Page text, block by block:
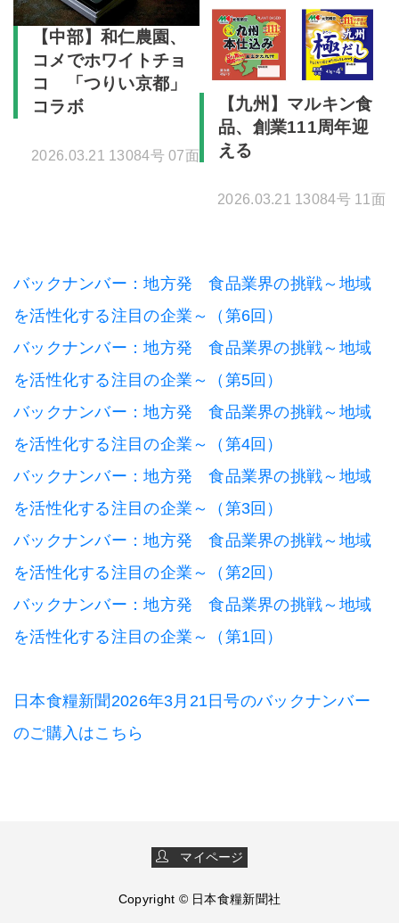
【中部】和仁農園、
コメでホワイトチョ
コ 「つりい京都」
コラボ
2026.03.21 13084号 07面
【九州】マルキン食
品、創業111周年迎
える
2026.03.21 13084号 11面
バックナンバー：地方発 食品業界の挑戦～地域
を活性化する注目の企業～（第6回）
バックナンバー：地方発 食品業界の挑戦～地域
を活性化する注目の企業～（第5回）
バックナンバー：地方発 食品業界の挑戦～地域
を活性化する注目の企業～（第4回）
バックナンバー：地方発 食品業界の挑戦～地域
を活性化する注目の企業～（第3回）
バックナンバー：地方発 食品業界の挑戦～地域
を活性化する注目の企業～（第2回）
バックナンバー：地方発 食品業界の挑戦～地域
を活性化する注目の企業～（第1回）
日本食糧新聞2026年3月21日号のバックナンバー
のご購入はこちら
マイページ
Copyright © 日本食糧新聞社